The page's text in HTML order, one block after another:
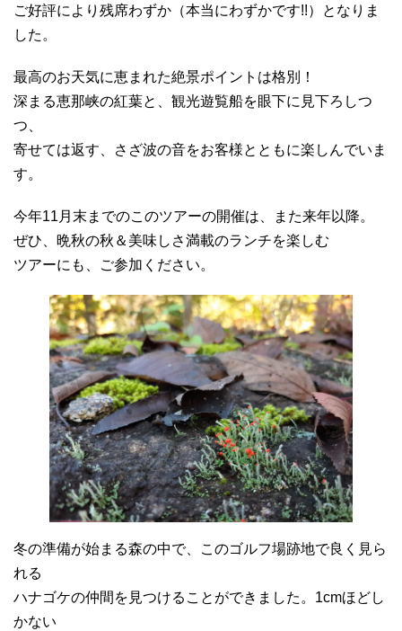
ご好評により残席わずか（本当にわずかです!!）となりま
した。
最高のお天気に恵まれた絶景ポイントは格別！
深まる恵那峡の紅葉と、観光遊覧船を眼下に見下ろしつ
つ、
寄せては返す、さざ波の音をお客様とともに楽しんでいま
す。
今年11月末までのこのツアーの開催は、また来年以降。
ぜひ、晩秋の秋＆美味しさ満載のランチを楽しむ
ツアーにも、ご参加ください。
冬の準備が始まる森の中で、このゴルフ場跡地で良く見ら
れる
ハナゴケの仲間を見つけることができました。1cmほどし
かない